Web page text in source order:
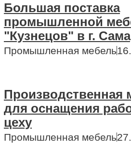
Большая поставка
промышленной
"Кузнецов" в г.
Промышленная мебель
Производственная
для оснащения
цеху
Промышленная мебель